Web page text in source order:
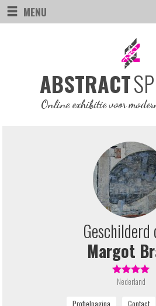
MENU
ABSTRACT
Online exhibitie voor
Geschilderd
Margot
Nederland